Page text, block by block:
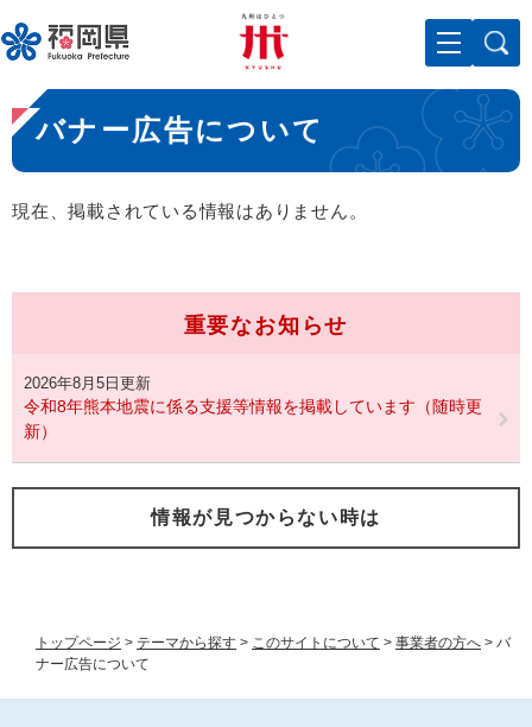
ー
ジ
先
頭
で
。
メニューを飛ばして本文へ
トップページ > テーマから探す > このサイトについて > 事業者の方へ > バ
ナー広告について
本
文
バナー広告について
現在、掲載されている情報はありません。
重要なお知らせ
2026年8月5日更新
令和8年熊本地震に係る支援等情報を掲載しています（随時更
新）
情報が見つからない時は